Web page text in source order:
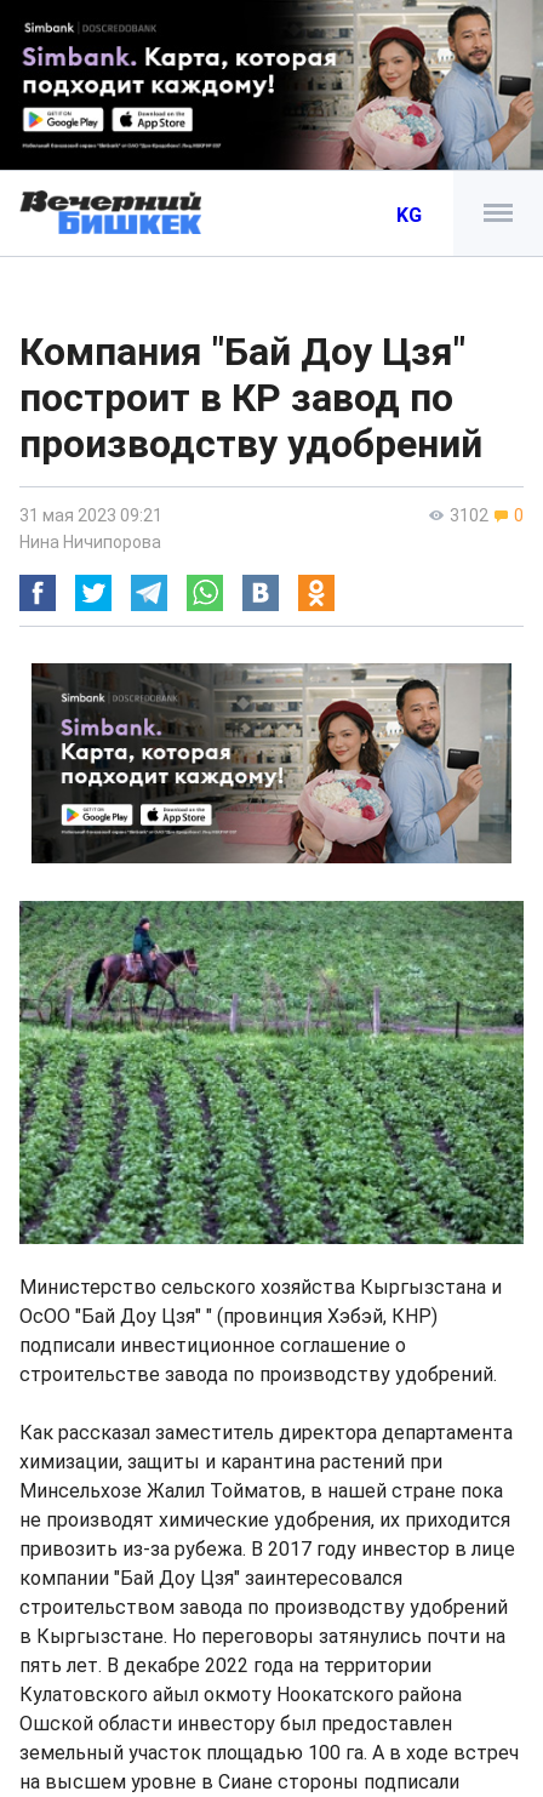
KG
Компания "Бай Доу Цзя"
построит в КР завод по
производству удобрений
3102 0
31 мая 2023 09:21
Нина Ничипорова
Министерство сельского хозяйства Кыргызстана и
ОсОО "Бай Доу Цзя" " (провинция Хэбэй, КНР)
подписали инвестиционное соглашение о
строительстве завода по производству удобрений.
Как рассказал заместитель директора департамента
химизации, защиты и карантина растений при
Минсельхозе Жалил Тойматов, в нашей стране пока
не производят химические удобрения, их приходится
привозить из-за рубежа. В 2017 году инвестор в лице
компании "Бай Доу Цзя" заинтересовался
строительством завода по производству удобрений
в Кыргызстане. Но переговоры затянулись почти на
пять лет. В декабре 2022 года на территории
Кулатовского айыл окмоту Ноокатского района
Ошской области инвестору был предоставлен
земельный участок площадью 100 га. А в ходе встреч
на высшем уровне в Сиане стороны подписали